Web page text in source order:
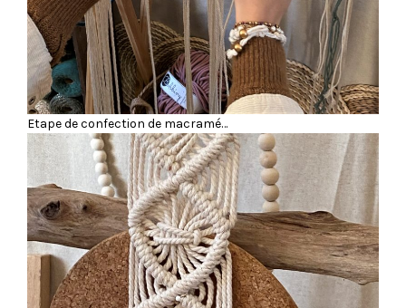
Etape de confection de macramé…